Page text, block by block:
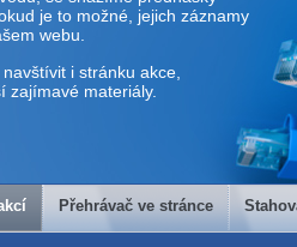
je to možné, jejich záznamy
webu.
i stránku akce,
zajímavé materiály.
ve stránce
Přehrávač ve stránce